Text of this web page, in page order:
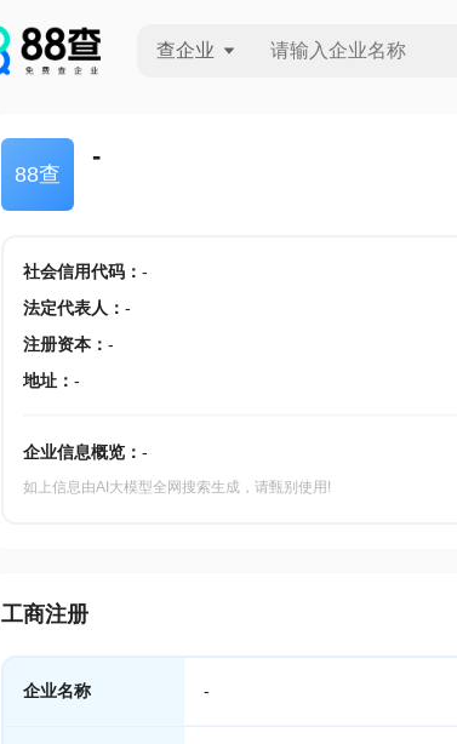
查企业
88查
-
社会信用代码： -
法定代表人 ： -
注册资本： -
地址： -
企业信息概览： -
如上信息由AI大模型全网搜索生成，请甄别使用!
工商注册
企业名称 -